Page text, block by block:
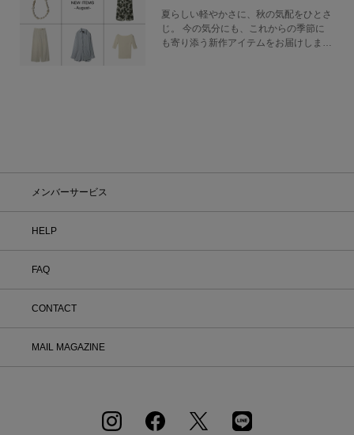
夏らしい軽やかさに、秋の気配をひとさ
じ。 今の気分にも、これからの季節に
も寄り添う新作アイテムをお届けしま
メンバーサービス
HELP
FAQ
CONTACT
MAIL MAGAZINE